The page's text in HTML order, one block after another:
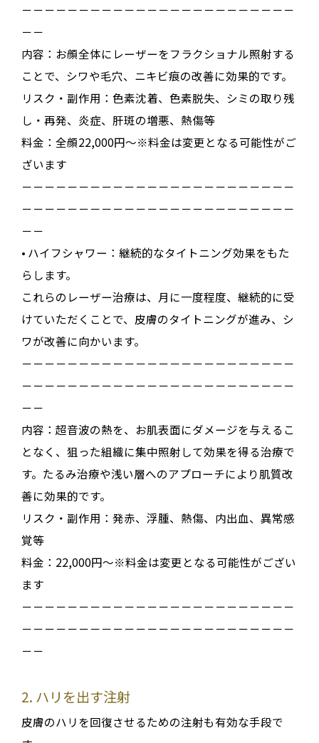
－－－－－－－－－－－－－－－－－－－－－－－－
－－
内容： お顔全体にレーザーをフラクショナル照射する
ことで、シワや毛穴、ニキビ痕の改善に効果的です。
リスク・副作用： 色素沈着、色素脱失、シミの取り残
し・再発、炎症、肝斑の増悪、熱傷等
料金：全顔22,000円～※料金は変更となる可能性がご
ざいます
－－－－－－－－－－－－－－－－－－－－－－－－
－－－－－－－－－－－－－－－－－－－－－－－－
－－
• ハイフシャワー ：継続的なタイトニング効果をもた
らします。
これらのレーザー治療は、 月に一度程度、継続的に受
けていただくことで、皮膚のタイトニングが進み、シ
ワが改善に向かいます。
－－－－－－－－－－－－－－－－－－－－－－－－
－－－－－－－－－－－－－－－－－－－－－－－－
－－
内容： 超音波の熱を、お肌表面にダメージを与えるこ
となく、狙った組織に集中照射して効果を得る治療で
す。たるみ治療や浅い層へのアプローチにより肌質改
善に効果的です。
リスク・副作用： 発赤、浮腫、熱傷、内出血、異常感
覚等
料金：22,000円～※料金は変更となる可能性がござい
ます
－－－－－－－－－－－－－－－－－－－－－－－－
－－－－－－－－－－－－－－－－－－－－－－－－
－－
2. ハリを出す注射
皮膚のハリを回復させるための注射も有効な手段で